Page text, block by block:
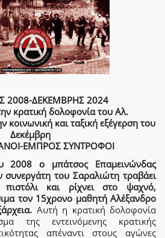
2008-ΔΕΚΕΜΒΡΗΣ 2024
κρατική δολοφονία του Αλ.
κοινωνική και ταξική εξέγερση του
Δεκέμβρη
ΕΜΠΡΟΣ ΣΥΝΤΡΟΦΟΙ
2008 ο μπάτσος Επαμεινώνδας
συνεργάτη του Σαραλιώτη τραβάει
και ρίχνει στο ψαχνό,
τον 15χρονο μαθητή Αλέξανδρο
Αυτή η κρατική δολοφονία
της εντεινόμενης κρατικής
απέναντι στους αγώνες